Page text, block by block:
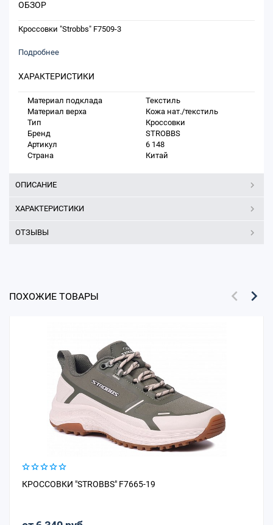
ОБЗОР
Кроссовки "Strobbs" F7509-3
Подробнее
ХАРАКТЕРИСТИКИ
Материал подклада
Текстиль
Материал верха
Кожа нат./текстиль
Тип
Кроссовки
Бренд
STROBBS
Артикул
6 148
Страна
Китай
ОПИСАНИЕ
ХАРАКТЕРИСТИКИ
ОТЗЫВЫ
ПОХОЖИЕ ТОВАРЫ
КРОССОВКИ "STROBBS" F7665-19